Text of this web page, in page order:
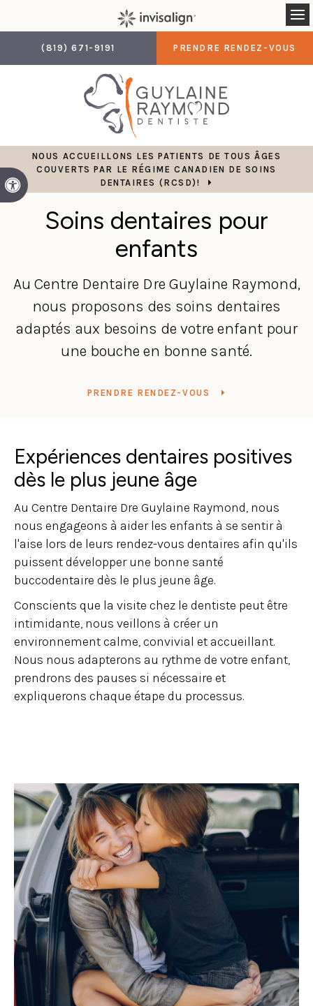
Version accessible
(819) 671-9191 PRENDRE RENDEZ-VOUS
NOUS ACCUEILLONS LES PATIENTS DE TOUS ÂGES
COUVERTS PAR LE RÉGIME CANADIEN DE SOINS
DENTAIRES (RCSD)!
Soins dentaires pour
enfants
Au Centre Dentaire Dre Guylaine Raymond,
nous proposons des soins dentaires
adaptés aux besoins de votre enfant pour
une bouche en bonne santé.
PRENDRE RENDEZ-VOUS
Expériences dentaires positives
dès le plus jeune âge
Au Centre Dentaire Dre Guylaine Raymond, nous
nous engageons à aider les enfants à se sentir à
l'aise lors de leurs rendez-vous dentaires afin qu'ils
puissent développer une bonne santé
buccodentaire dès le plus jeune âge.
Conscients que la visite chez le dentiste peut être
intimidante, nous veillons à créer un
environnement calme, convivial et accueillant.
Nous nous adapterons au rythme de votre enfant,
prendrons des pauses si nécessaire et
expliquerons chaque étape du processus.